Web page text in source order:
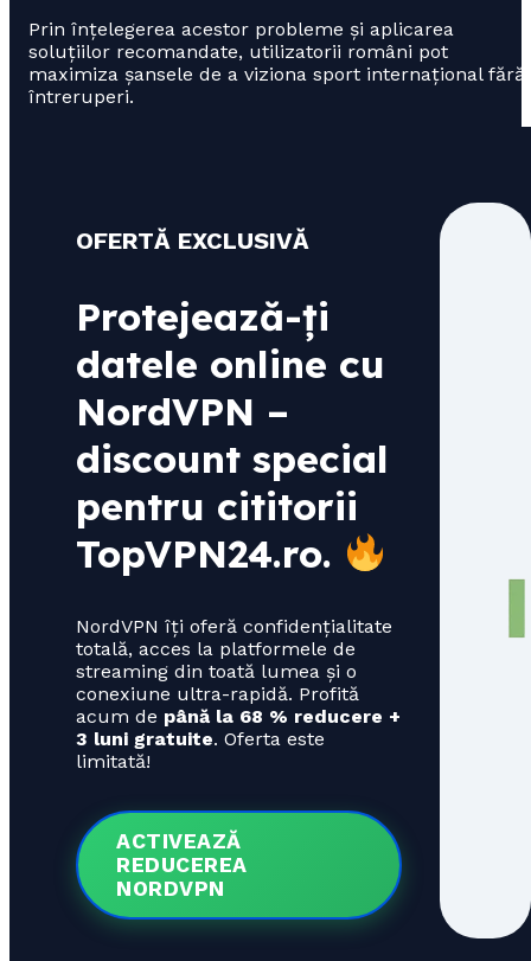
Prin înțelegerea acestor probleme și aplicarea
soluțiilor recomandate, utilizatorii români pot
maximiza șansele de a viziona sport internațional fără
întreruperi.
OFERTĂ EXCLUSIVĂ
Protejează-ți
datele online cu
NordVPN –
discount special
pentru cititorii
TopVPN24.ro.
NordVPN îți oferă confidențialitate
totală, acces la platformele de
streaming din toată lumea și o
conexiune ultra-rapidă. Profită
acum de până la 68 % reducere +
3 luni gratuite. Oferta este
limitată!
ACTIVEAZĂ
REDUCEREA
NORDVPN